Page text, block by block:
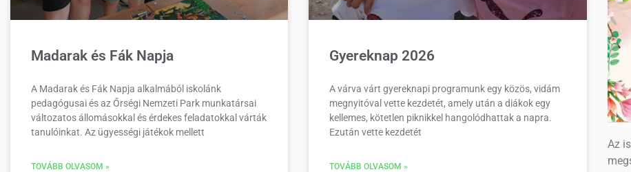
Madarak és Fák Napja
A Madarak és Fák Napja alkalmából iskolánk
pedagógusai és az Őrségi Nemzeti Park munkatársai
változatos állomásokkal és érdekes feladatokkal várták
tanulóinkat. Az ügyességi játékok mellett
TOVÁBB OLVASOM »
Gyereknap 2026
A várva várt gyereknapi programunk egy közös, vidám
megnyitóval vette kezdetét, amely után a diákok egy
kellemes, kötetlen piknikkel hangolódhattak a napra.
Ezután vette kezdetét
TOVÁBB OLVASOM »
Az